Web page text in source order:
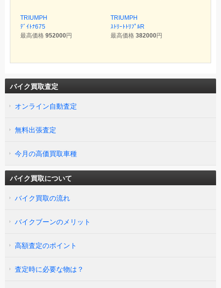
TRIUMPH
ﾃﾞｲﾄﾅ675
最高価格 952000円
TRIUMPH
ｽﾄﾘｰﾄﾄﾘﾌﾟﾙR
最高価格 382000円
バイク買取査定
オンライン自動査定
無料出張査定
今月の高価買取車種
バイク買取について
バイク買取の流れ
バイクブーンのメリット
高額査定のポイント
査定時に必要な物は？